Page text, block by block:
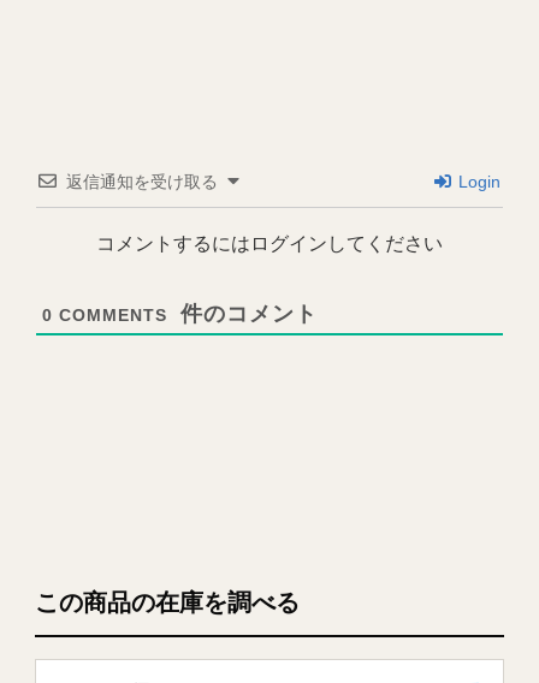
この商品の在庫を調べる
返信通知を受け取る Login
コメントするにはログインしてください
0 COMMENTS